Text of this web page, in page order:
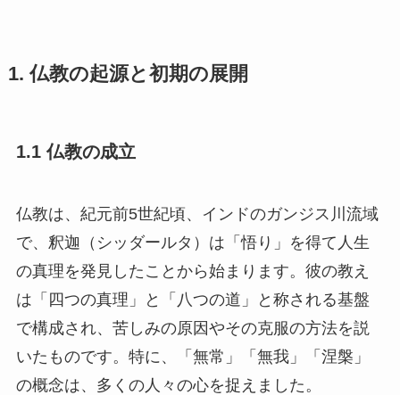
1. 仏教の起源と初期の展開
1.1 仏教の成立
仏教は、紀元前5世紀頃、インドのガンジス川流域
で、釈迦（シッダールタ）は「悟り」を得て人生
の真理を発見したことから始まります。彼の教え
は「四つの真理」と「八つの道」と称される基盤
で構成され、苦しみの原因やその克服の方法を説
いたものです。特に、「無常」「無我」「涅槃」
の概念は、多くの人々の心を捉えました。